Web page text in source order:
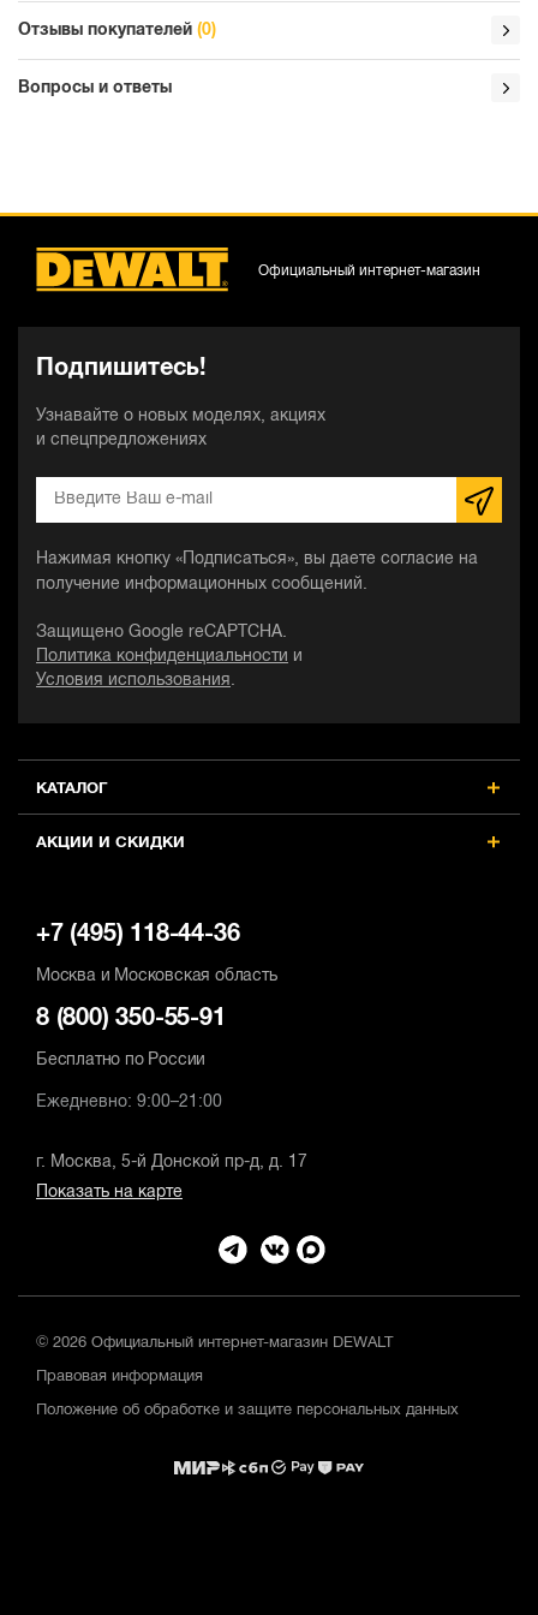
Отзывы покупателей (0)
Вопросы и ответы
КАТАЛОГ
АКЦИИ И СКИДКИ
Подпишитесь!
Узнавайте о новых моделях, акциях
и спецпредложениях
Нажимая кнопку «Подписаться», вы даете согласие на
получение информационных сообщений.
Защищено Google reCAPTCHA.
Политика конфиденциальности
и
Условия использования .
Официальный интернет-магазин
+7 (495) 118-44-36
Москва и Московская область
8 (800) 350-55-91
Бесплатно по России
Ежедневно: 9:00–21:00
г. Москва, 5-й Донской пр-д, д. 17
Показать на карте
© 2026 Официальный интернет-магазин DEWALT
Правовая информация
Положение об обработке и защите персональных данных